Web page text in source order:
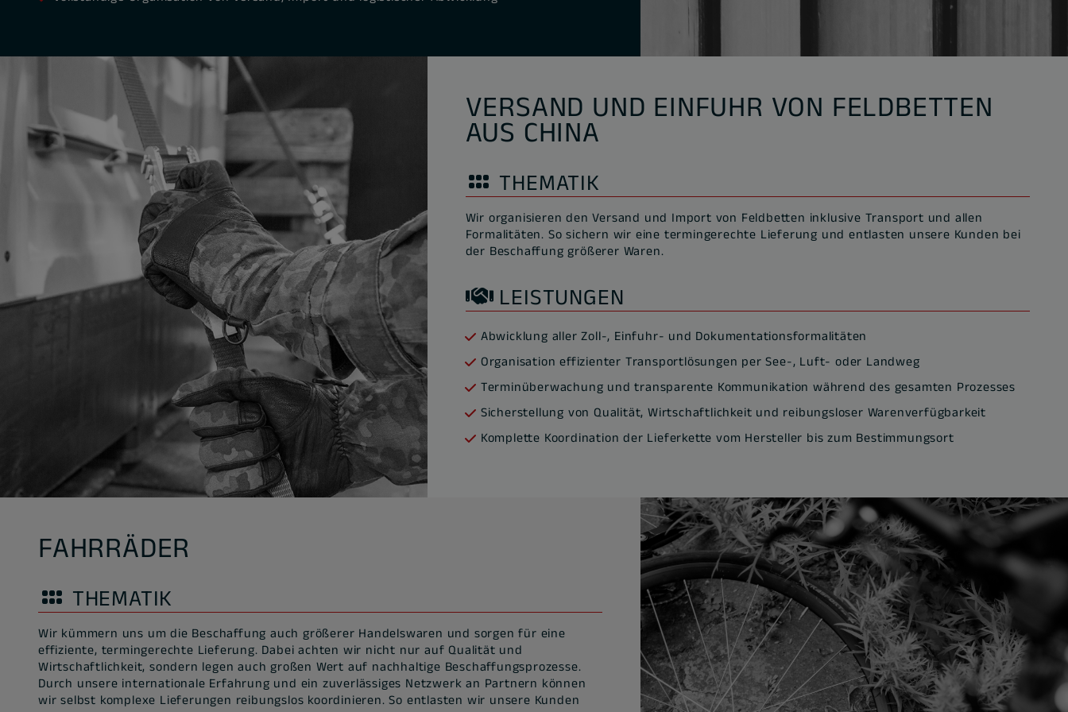
VERSAND UND EINFUHR VON FELDBETTEN
AUS CHINA
THEMATIK
Wir organisieren den Versand und Import von Feldbetten inklusive Transport und allen
Formalitäten. So sichern wir eine termingerechte Lieferung und entlasten unsere Kunden bei
der Beschaffung größerer Waren.
LEISTUNGEN
Abwicklung aller Zoll-, Einfuhr- und Dokumentationsformalitäten
Organisation effizienter Transportlösungen per See-, Luft- oder Landweg
Terminüberwachung und transparente Kommunikation während des gesamten Prozesses
Sicherstellung von Qualität, Wirtschaftlichkeit und reibungsloser Warenverfügbarkeit
Komplette Koordination der Lieferkette vom Hersteller bis zum Bestimmungsort
FAHRRÄDER
THEMATIK
Wir kümmern uns um die Beschaffung auch größerer Handelswaren und sorgen für eine
effiziente, termingerechte Lieferung. Dabei achten wir nicht nur auf Qualität und
Wirtschaftlichkeit, sondern legen auch großen Wert auf nachhaltige Beschaffungsprozesse.
Durch unsere internationale Erfahrung und ein zuverlässiges Netzwerk an Partnern können
wir selbst komplexe Lieferungen reibungslos koordinieren. So entlasten wir unsere Kunden